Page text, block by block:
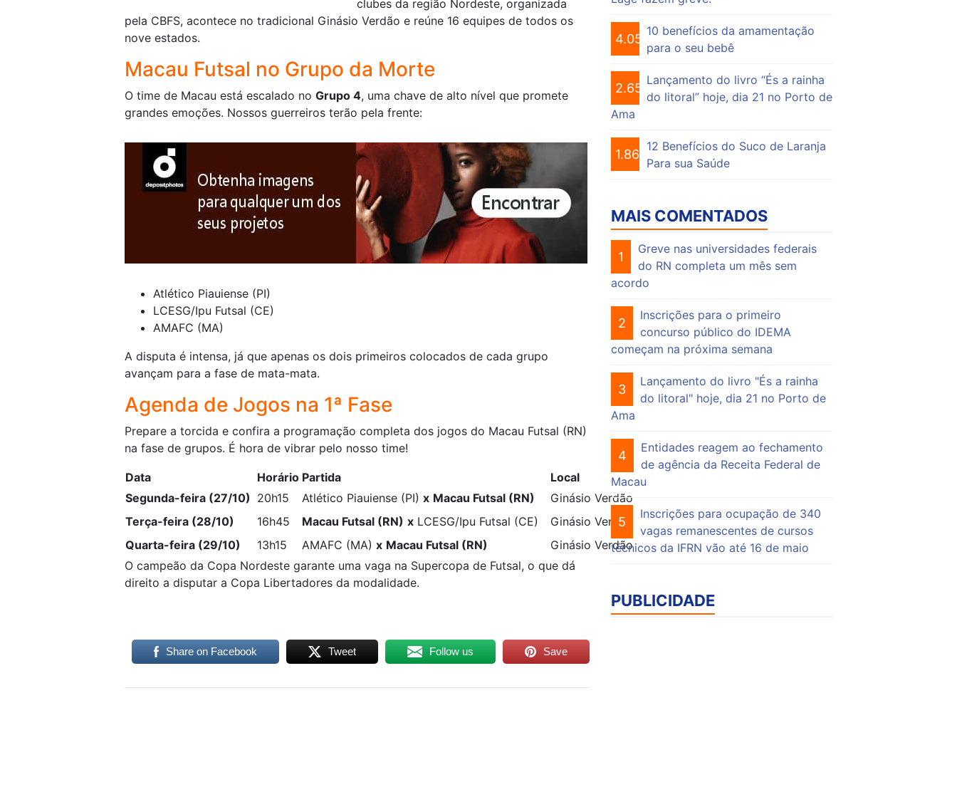
clubes da região Nordeste, organizada
pela CBFS, acontece no tradicional Ginásio Verdão e reúne 16 equipes de todos os
nove estados.
Macau Futsal no Grupo da Morte
O time de Macau está escalado no Grupo 4, uma chave de alto nível que promete
grandes emoções. Nossos guerreiros terão pela frente:
Atlético Piauiense (PI)
LCESG/Ipu Futsal (CE)
AMAFC (MA)
A disputa é intensa, já que apenas os dois primeiros colocados de cada grupo
avançam para a fase de mata-mata.
Agenda de Jogos na 1ª Fase
Prepare a torcida e confira a programação completa dos jogos do Macau Futsal (RN)
na fase de grupos. É hora de vibrar pelo nosso time!
Data Horário Partida
Local
Segunda-feira (27/10) 20h15 Atlético Piauiense (PI) x Macau Futsal (RN)
Ginásio Verdão
Terça-feira (28/10)
16h45 Macau Futsal (RN) x LCESG/Ipu Futsal (CE)
Ginásio Verdão
Quarta-feira (29/10)
13h15 AMAFC (MA) x Macau Futsal (RN)
Ginásio Verdão
O campeão da Copa Nordeste garante uma vaga na Supercopa de Futsal, o que dá
direito a disputar a Copa Libertadores da modalidade.
Share on Facebook Tweet Follow us Save
4.056
10 benefícios da amamentação
para o seu bebê
2.653
Lançamento do livro “És a rainha
do litoral” hoje, dia 21 no Porto de
Ama
1.864
12 Benefícios do Suco de Laranja
Para sua Saúde
MAIS COMENTADOS
1
Greve nas universidades federais
do RN completa um mês sem
acordo
2
Inscrições para o primeiro
concurso público do IDEMA
começam na próxima semana
3
Lançamento do livro "És a rainha
do litoral" hoje, dia 21 no Porto de
Ama
4
Entidades reagem ao fechamento
de agência da Receita Federal de
Macau
5
Inscrições para ocupação de 340
vagas remanescentes de cursos
técnicos da IFRN vão até 16 de maio
PUBLICIDADE